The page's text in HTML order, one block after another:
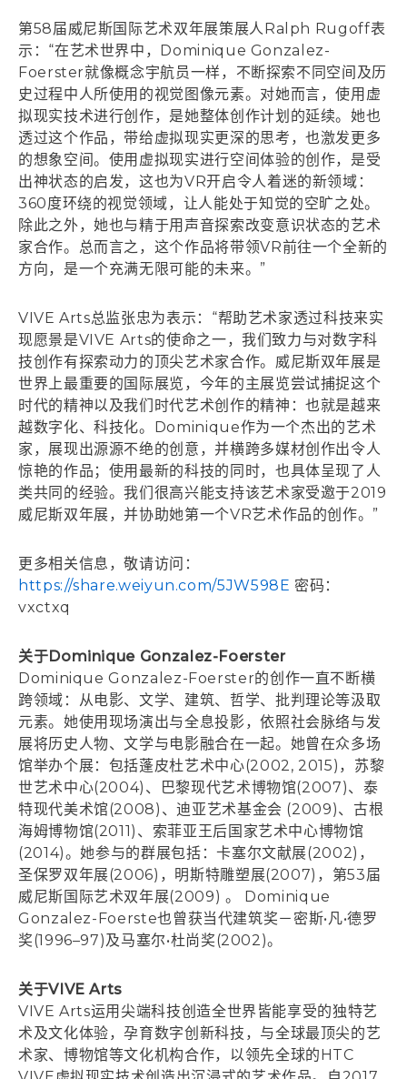
第58届威尼斯国际艺术双年展策展人Ralph Rugoff表
示：“在艺术世界中，Dominique Gonzalez-
Foerster就像概念宇航员一样，不断探索不同空间及历
史过程中人所使用的视觉图像元素。对她而言，使用虚
拟现实技术进行创作，是她整体创作计划的延续。她也
透过这个作品，带给虚拟现实更深的思考，也激发更多
的想象空间。使用虚拟现实进行空间体验的创作，是受
出神状态的启发，这也为VR开启令人着迷的新领域：
360度环绕的视觉领域，让人能处于知觉的空旷之处。
除此之外，她也与精于用声音探索改变意识状态的艺术
家合作。总而言之，这个作品将带领VR前往一个全新的
方向，是一个充满无限可能的未来。”
VIVE Arts总监张忠为表示：“帮助艺术家透过科技来实
现愿景是VIVE Arts的使命之一，我们致力与对数字科
技创作有探索动力的顶尖艺术家合作。威尼斯双年展是
世界上最重要的国际展览，今年的主展览尝试捕捉这个
时代的精神以及我们时代艺术创作的精神：也就是越来
越数字化、科技化。Dominique作为一个杰出的艺术
家，展现出源源不绝的创意，并横跨多媒材创作出令人
惊艳的作品；使用最新的科技的同时，也具体呈现了人
类共同的经验。我们很高兴能支持该艺术家受邀于2019
威尼斯双年展，并协助她第一个VR艺术作品的创作。”
更多相关信息，敬请访问：
https://share.weiyun.com/5JW598E 密码：
vxctxq
关于Dominique Gonzalez-Foerster
Dominique Gonzalez-Foerster的创作一直不断横
跨领域：从电影、文学、建筑、哲学、批判理论等汲取
元素。她使用现场演出与全息投影，依照社会脉络与发
展将历史人物、文学与电影融合在一起。她曾在众多场
馆举办个展：包括蓬皮杜艺术中心(2002, 2015)，苏黎
世艺术中心(2004)、巴黎现代艺术博物馆(2007)、泰
特现代美术馆(2008)、迪亚艺术基金会 (2009)、古根
海姆博物馆(2011)、索菲亚王后国家艺术中心博物馆
(2014)。她参与的群展包括：卡塞尔文献展(2002)，
圣保罗双年展(2006)，明斯特雕塑展(2007)，第53届
威尼斯国际艺术双年展(2009) 。 Dominique
Gonzalez-Foerste也曾获当代建筑奖－密斯•凡•德罗
奖(1996–97)及马塞尔•杜尚奖(2002)。
关于VIVE Arts
VIVE Arts运用尖端科技创造全世界皆能享受的独特艺
术及文化体验，孕育数字创新科技，与全球最顶尖的艺
术家、博物馆等文化机构合作，以领先全球的HTC